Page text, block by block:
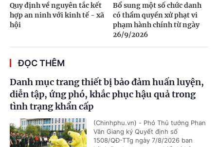
Quy định về nguyên tắc kết
hợp an ninh với kinh tế - xã
hội
Bổ sung một số chức danh
có thẩm quyền xử phạt vi
phạm hành chính từ ngày
26/9/2026
ĐỌC THÊM
Danh mục trang thiết bị bảo đảm huấn luyện,
diễn tập, ứng phó, khắc phục hậu quả trong
tình trạng khẩn cấp
(Chinhphu.vn) - Phó Thủ tướng Phan
Văn Giang ký Quyết định số
1508/QĐ-TTg ngày 7/8/2026 ban